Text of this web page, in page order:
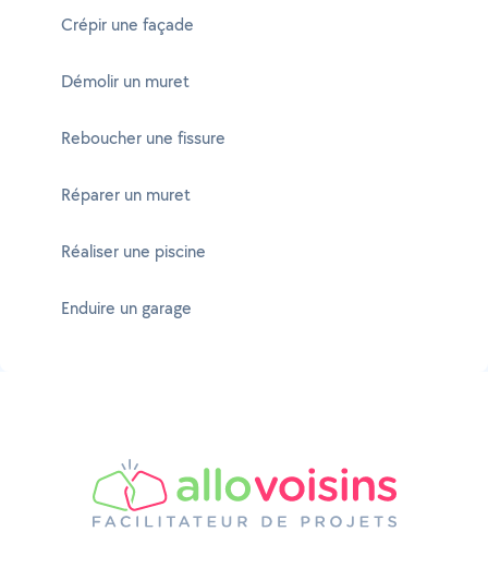
Crépir une façade
Démolir un muret
Reboucher une fissure
Réparer un muret
Réaliser une piscine
Enduire un garage